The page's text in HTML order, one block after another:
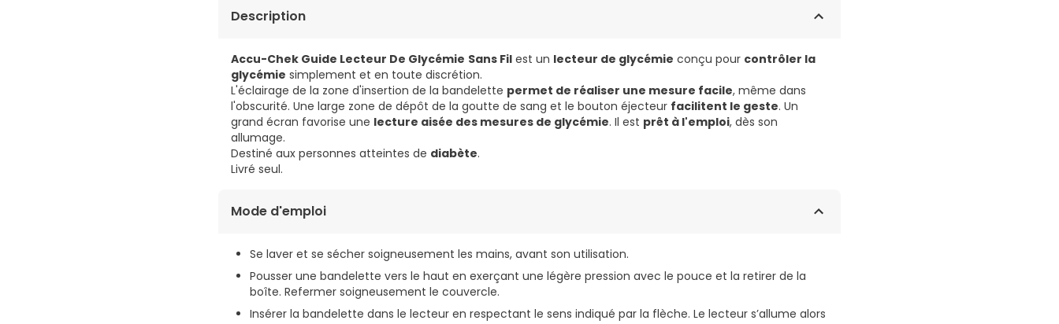
Description
Accu-Chek Guide Lecteur De Glycémie Sans Fil est un lecteur de glycémie conçu pour contrôler la
glycémie simplement et en toute discrétion.
L'éclairage de la zone d'insertion de la bandelette permet de réaliser une mesure facile, même dans
l'obscurité. Une large zone de dépôt de la goutte de sang et le bouton éjecteur facilitent le geste. Un
grand écran favorise une lecture aisée des mesures de glycémie. Il est prêt à l'emploi, dès son
allumage.
Destiné aux personnes atteintes de diabète.
Livré seul.
Mode d'emploi
Se laver et se sécher soigneusement les mains, avant son utilisation.
Pousser une bandelette vers le haut en exerçant une légère pression avec le pouce et la retirer de la
boîte. Refermer soigneusement le couvercle.
Insérer la bandelette dans le lecteur en respectant le sens indiqué par la flèche. Le lecteur s’allume alors